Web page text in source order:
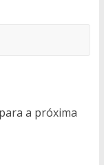
a próxima